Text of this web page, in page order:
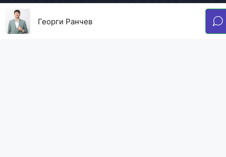
Георги Ранчев